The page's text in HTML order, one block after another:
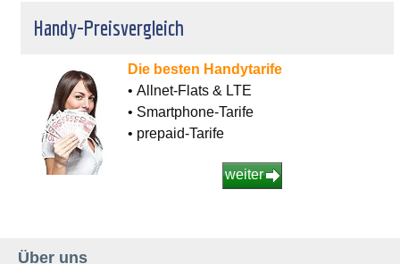
Handy-Preisvergleich
Die besten Handytarife
• Allnet-Flats & LTE
• Smartphone-Tarife
• prepaid-Tarife
weiter
Über uns